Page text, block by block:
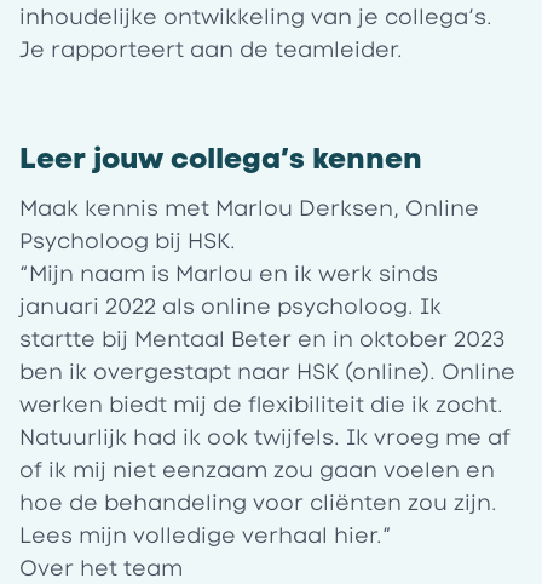
inhoudelijke ontwikkeling van je collega’s.
Je rapporteert aan de teamleider.
Leer jouw collega’s kennen
Maak kennis met Marlou Derksen, Online
Psycholoog bij HSK.
“Mijn naam is Marlou en ik werk sinds
januari 2022 als online psycholoog. Ik
startte bij Mentaal Beter en in oktober 2023
ben ik overgestapt naar HSK (online). Online
werken biedt mij de flexibiliteit die ik zocht.
Natuurlijk had ik ook twijfels. Ik vroeg me af
of ik mij niet eenzaam zou gaan voelen en
hoe de behandeling voor cliënten zou zijn.
Lees mijn volledige verhaal hier.”
Over het team